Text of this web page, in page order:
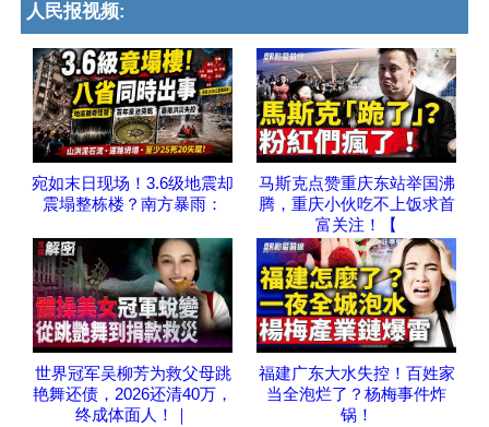
人民报视频:
宛如末日现场！3.6级地震却
震塌整栋楼？南方暴雨：
马斯克点赞重庆东站举国沸
腾，重庆小伙吃不上饭求首
富关注！【
世界冠军吴柳芳为救父母跳
艳舞还债，2026还清40万，
终成体面人！｜
福建广东大水失控！百姓家
当全泡烂了？杨梅事件炸
锅！